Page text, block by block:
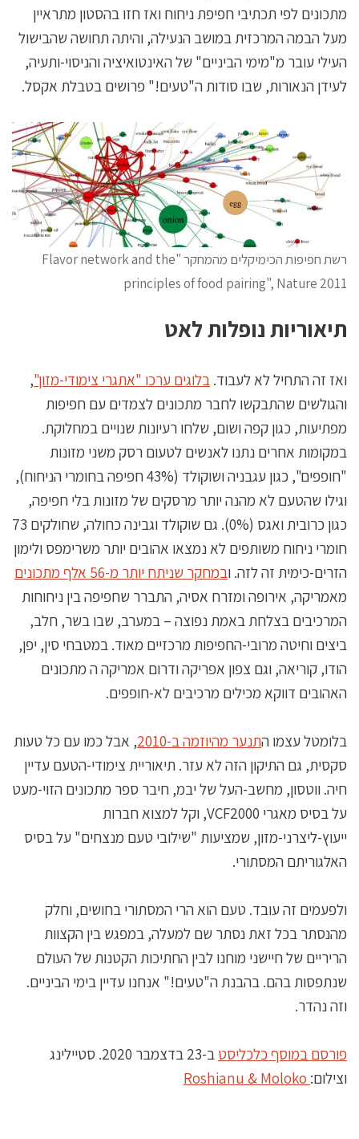
מתכונים לפי תכתיבי חפיפת ניחוח ואז חזו בהסטון מתראיין
מעל הבמה המרכזית במושב הנעילה, והיתה תחושה שהבישול
העילי עובר מ"מימי הביניים" של האינטואיציה והניסוי-ותעיה,
לעידן הנאורות, שבו סודות ה"טעים!" פרושים בטבלת אקסל.
רשת חפיפות הכימיקלים מהמחקר "Flavor network and the
principles of food pairing", Nature 2011
תיאוריות נופלות לאט
ואז זה התחיל לא לעבוד. בלוגים ערכו "אתגרי צימודי-מזון",
והגולשים שהתבקשו לחבר מתכונים לצמדים עם חפיפות
מפתיעות, כגון קפה ושום, שלחו רעיונות שנויים במחלוקת.
במקומות אחרים נתנו לאנשים לטעום רסק משני מזונות
"חופפים", כגון עגבניה ושוקולד (43% חפיפה בחומרי הניחוח),
וגילו שהטעם לא מהנה יותר מרסקים של מזונות בלי חפיפה,
כגון כרובית ואגס (0%). גם שוקולד וגבינה כחולה, שחולקים 73
חומרי ניחוח משותפים לא נמצאו אהובים יותר משרימפס ולימון
הזרים-כימית זה לזה. ובמחקר שניתח יותר מ-56 אלף מתכונים
מאמריקה, אירופה ומזרח אסיה, התברר שחפיפה בין ניחוחות
המרכיבים בצלחת באמת נפוצה – במערב, שבו בשר, חלב,
ביצים וחיטה מרובי-החפיפות מרכזיים מאוד. במטבחי סין, יפן,
הודו, קוריאה, וגם צפון אפריקה ודרום אמריקה ה מתכונים
האהובים דווקא מכילים מרכיבים לא-חופפים.
בלומטל עצמו התנער מהיוזמה ב-2010
, אבל כמו עם כל טעות
סקסית, גם התיקון הזה לא עזר. תיאוריית צימודי-הטעם עדיין
חיה. ווטסון, מחשב-העל של יבמ, חיבר ספר מתכונים הזוי-מעט
על בסיס מאגרי VCF2000, וקל למצוא חברות
ייעוץ-ליצרני-מזון, שמציעות "שילובי טעם מנצחים" על בסיס
האלגוריתם המסתורי.
ולפעמים זה עובד. טעם הוא הרי המסתורי בחושים, וחלק
מהנסתר בכל זאת נסתר שם למעלה, במפגש בין הקצוות
הריריים של חיישני מוחנו לבין החתיכות הקטנות של העולם
שנתפסות בהם. בהבנת ה"טעים!" אנחנו עדיין בימי הביניים.
וזה נהדר.
פורסם במוסף כלכליסט
ב-23 בדצמבר 2020. סטיילינג
וצילום: